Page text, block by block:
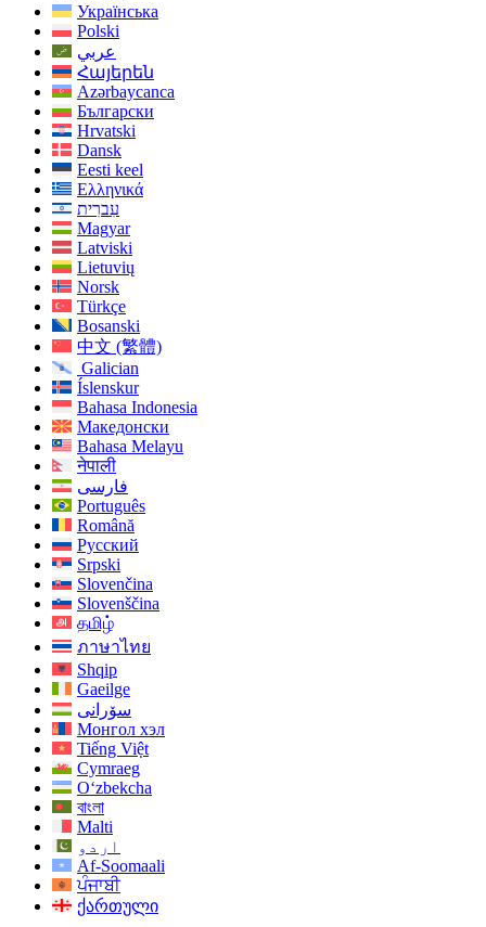
Українська
Polski
عربي
Հայերեն
Azərbaycanca
Български
Hrvatski
Dansk
Eesti keel
Ελληνικά
עִברִית
Magyar
Latviski
Lietuvių
Norsk
Türkçe
Bosanski
中文 (繁體)
Galician
Íslenskur
Bahasa Indonesia
Македонски
Bahasa Melayu
नेपाली
فارسی
Português
Română
Русский
Srpski
Slovenčina
Slovenščina
தமிழ்
ภาษาไทย
Shqip
Gaeilge
سۆرانی
Монгол хэл
Tiếng Việt
Cymraeg
O‘zbekcha
বাংলা
Malti
اردو
Af-Soomaali
ਪੰਜਾਬੀ
ქართული